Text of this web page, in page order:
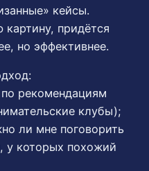
кейсы.
придётся
но эффективнее.
рекомендациям
клубы);
ли мне поговорить
у которых похожий